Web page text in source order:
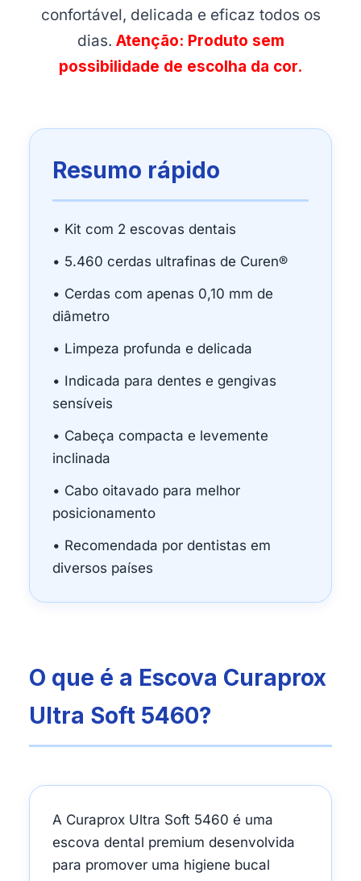
confortável, delicada e eficaz todos os
dias. Atenção: Produto sem
possibilidade de escolha da cor.
Resumo rápido
• Kit com 2 escovas dentais
• 5.460 cerdas ultrafinas de Curen®
• Cerdas com apenas 0,10 mm de
diâmetro
• Limpeza profunda e delicada
• Indicada para dentes e gengivas
sensíveis
• Cabeça compacta e levemente
inclinada
• Cabo oitavado para melhor
posicionamento
• Recomendada por dentistas em
diversos países
O que é a Escova Curaprox
Ultra Soft 5460?
A Curaprox Ultra Soft 5460 é uma
escova dental premium desenvolvida
para promover uma higiene bucal